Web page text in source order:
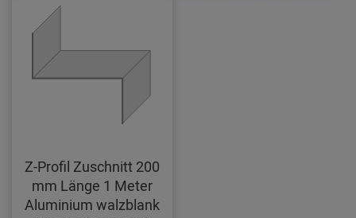
Z-Profil Zuschnitt 200
mm Länge 1 Meter
Aluminium walzblank